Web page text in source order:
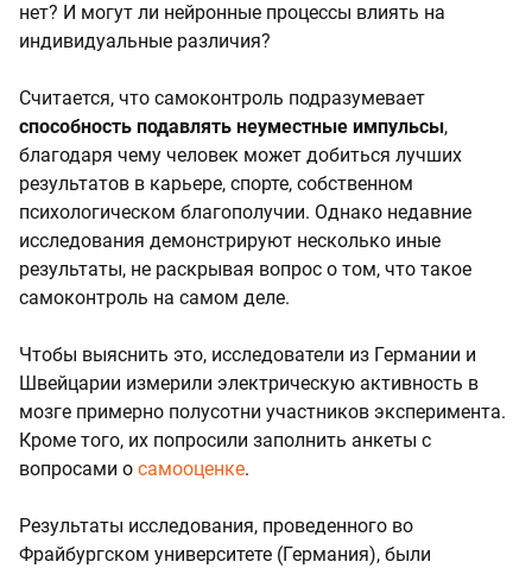
нет? И могут ли нейронные процессы влиять на
индивидуальные различия?
Считается, что самоконтроль подразумевает
способность подавлять неуместные импульсы,
благодаря чему человек может добиться лучших
результатов в карьере, спорте, собственном
психологическом благополучии. Однако недавние
исследования демонстрируют несколько иные
результаты, не раскрывая вопрос о том, что такое
самоконтроль на самом деле.
Чтобы выяснить это, исследователи из Германии и
Швейцарии измерили электрическую активность в
мозге примерно полусотни участников эксперимента.
Кроме того, их попросили заполнить анкеты с
вопросами о самооценке.
Результаты исследования, проведенного во
Фрайбургском университете (Германия), были